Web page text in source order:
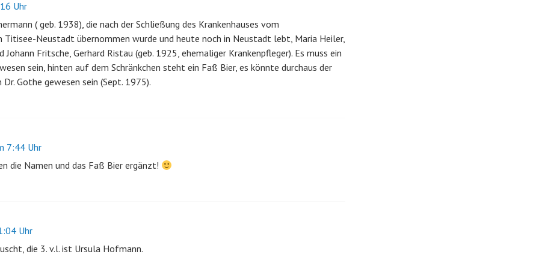
Uhr
( geb. 1938), die nach der Schließung des Krankenhauses vom
Titisee-Neustadt übernommen wurde und heute noch in Neustadt lebt, Maria Heiler,
Johann Fritsche, Gerhard Ristau (geb. 1925, ehemaliger Krankenpfleger). Es muss ein
sein, hinten auf dem Schränkchen steht ein Faß Bier, es könnte durchaus der
Gothe gewesen sein (Sept. 1975).
7:44 Uhr
die Namen und das Faß Bier ergänzt!
Uhr
die 3. v.l. ist Ursula Hofmann.